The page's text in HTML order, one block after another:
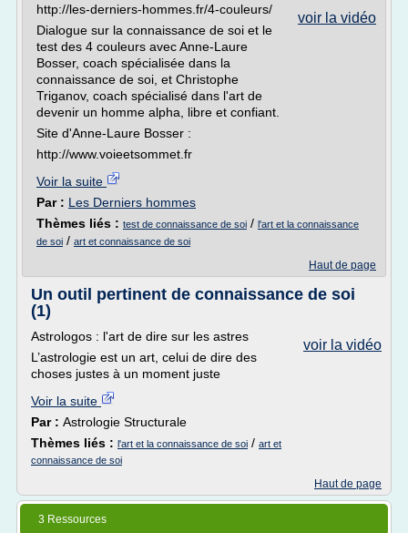
voir la vidéo
http://les-derniers-hommes.fr/4-couleurs/
Dialogue sur la connaissance de soi et le
test des 4 couleurs avec Anne-Laure
Bosser, coach spécialisée dans la
connaissance de soi, et Christophe
Triganov, coach spécialisé dans l'art de
devenir un homme alpha, libre et confiant.
Site d'Anne-Laure Bosser :
http://www.voieetsommet.fr
Voir la suite
Par : Les Derniers hommes
Thèmes liés : test de connaissance de soi / l'art et la connaissance
de soi / art et connaissance de soi
Haut de page
Un outil pertinent de connaissance de soi
(1)
voir la vidéo
Astrologos : l'art de dire sur les astres
L’astrologie est un art, celui de dire des
choses justes à un moment juste
Voir la suite
Par : Astrologie Structurale
Thèmes liés : l'art et la connaissance de soi / art et
connaissance de soi
Haut de page
3 Ressources